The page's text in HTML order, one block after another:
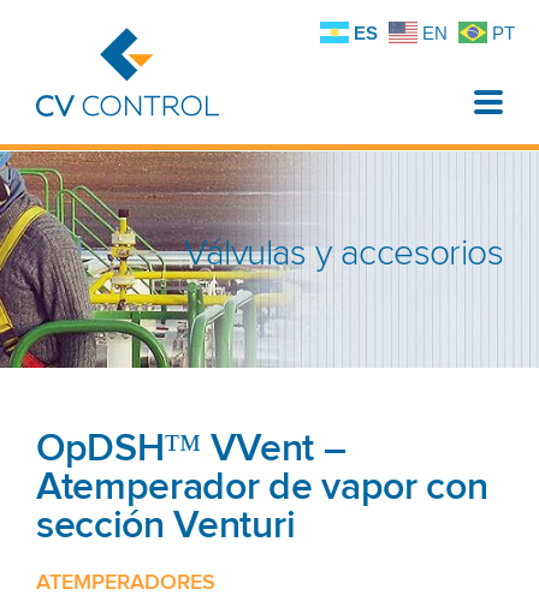
Toggle
Válvulas y accesorios
OpDSH™ VVent –
Atemperador de vapor con
sección Venturi
ATEMPERADORES
ES EN PT